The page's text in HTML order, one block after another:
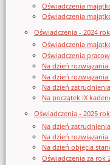
Oświadczenia
Oświadczenia
Oświadczenia - 2024 rok
Oświadczenia
Oświadczenia
Na dzień
Na dzień
Na dzień zatrudnienia
Na początek IX
Oświadczenia - 2025 rok
Na dzień zatrudnienia
Na dzień
Na dzień objęcia
Oświadczenia za rok